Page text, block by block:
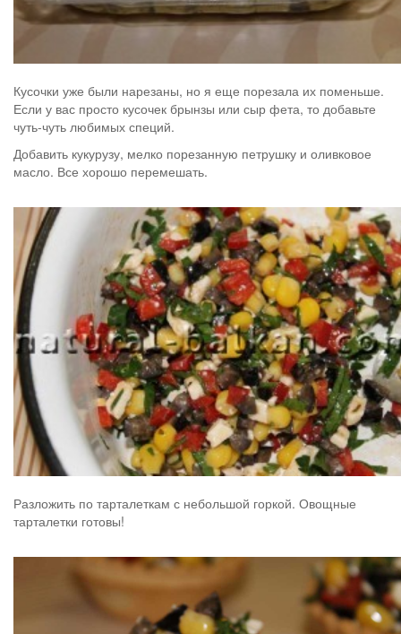
Кусочки уже были нарезаны, но я еще порезала их поменьше.
Если у вас просто кусочек брынзы или сыр фета, то добавьте
чуть-чуть любимых специй.
Добавить кукурузу, мелко порезанную петрушку и оливковое
масло. Все хорошо перемешать.
Разложить по тарталеткам с небольшой горкой. Овощные
тарталетки готовы!